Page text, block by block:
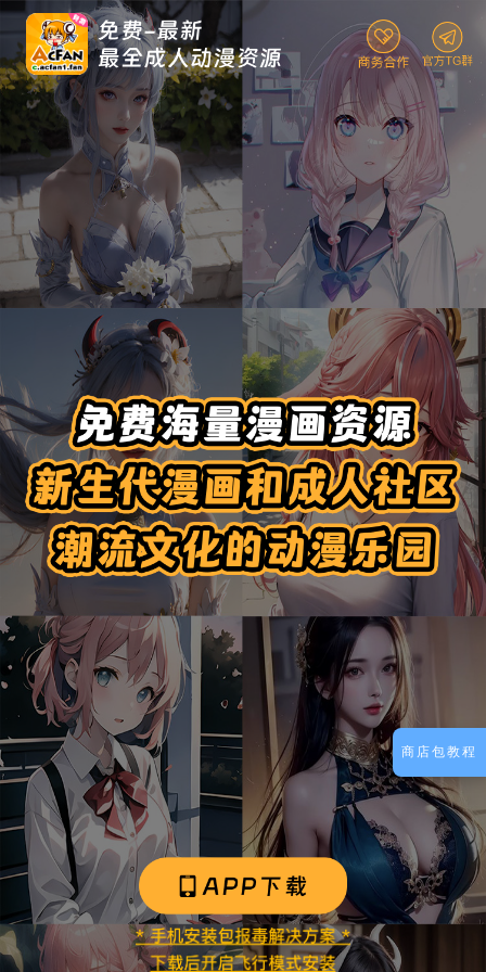
商店包教程